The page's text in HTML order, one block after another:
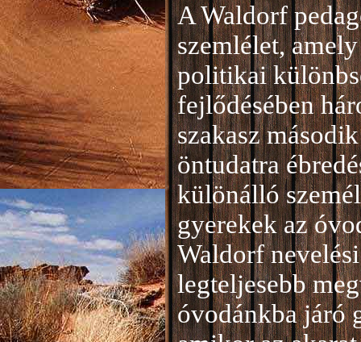
A Waldorf
szemlélet,
politikai
fejlődésében
szakasz
öntudatra
különálló
gyerekek az
Waldorf
legteljesebb
óvodánkba járó